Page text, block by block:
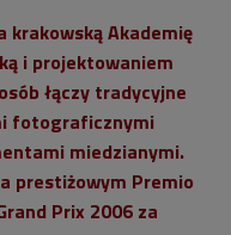
krakowską Akademię
i projektowaniem
łączy tradycyjne
fotograficznymi
miedzianymi.
prestiżowym Premio
Prix 2006 za